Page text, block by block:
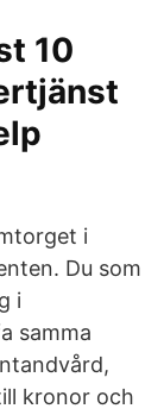
10
i
Du som
i
samma
kronor och